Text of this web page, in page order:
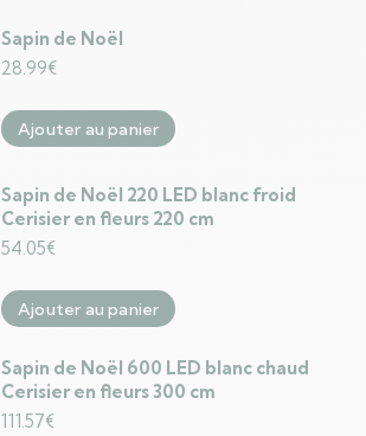
Sapin de Noël
28.99€
Ajouter au panier
Sapin de Noël 220 LED blanc froid
Cerisier en fleurs 220 cm
54.05€
Ajouter au panier
Sapin de Noël 600 LED blanc chaud
Cerisier en fleurs 300 cm
111.57€